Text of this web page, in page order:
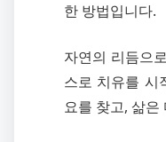
한 방법입니다.
자연의 리듬으
스로 치유를 시
요를 찾고, 삶은